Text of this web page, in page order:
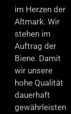
im Herzen der
Altmark. Wir
stehen im
Auftrag der
Biene. Damit
wir unsere
hohe Qualität
dauerhaft
gewährleisten